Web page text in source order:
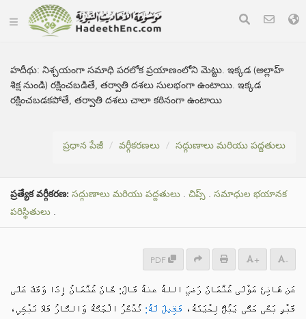
హదీథు:నిశ్చయంగా సమాధి పరలోక ప్రయాణంలోని మెట్టు. ఇక్కడ (అల్లాహ్
శిక్ష నుండి) రక్షించబడితే, తర్వాతి దశలు సులభంగా ఉంటాయి. ఇక్కడ
రక్షించబడకపోతే, తర్వాతి దశలు చాలా కఠినంగా ఉంటాయి
ప్రధాన పేజీ వర్గీకరణలు సద్గుణాలు మరియు పద్దతులు
ప్రత్యేక వర్గీకరణ: సద్గుణాలు మరియు పద్దతులు . చిప్స్ . సమాధుల భయానక
పరిస్థితులు .
PDF + -
عَن هَانِئ مَوْلَى عُثْمَانَ رَضيَ اللهُ عنهُ قَالَ: كَانَ عُثْمَانُ إِذَا وَقَفَ عَلَى
قَبْرٍ بَكَى حَتَّى يَبُلَّ لِحْيَتَهُ، فَقِيلَ لَهُ: تُذْكَرُ الْجَنَّةُ وَالنَّارُ فَلَا تَبْكِي،